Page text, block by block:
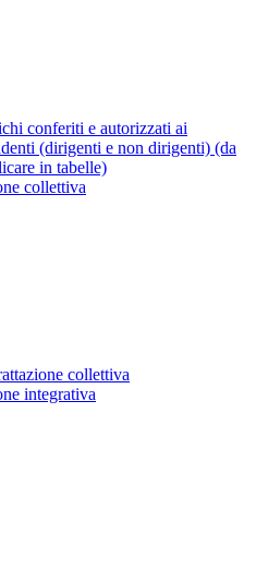
conferiti e autorizzati ai
(dirigenti e non dirigenti) (da
in tabelle)
collettiva
collettiva
integrativa